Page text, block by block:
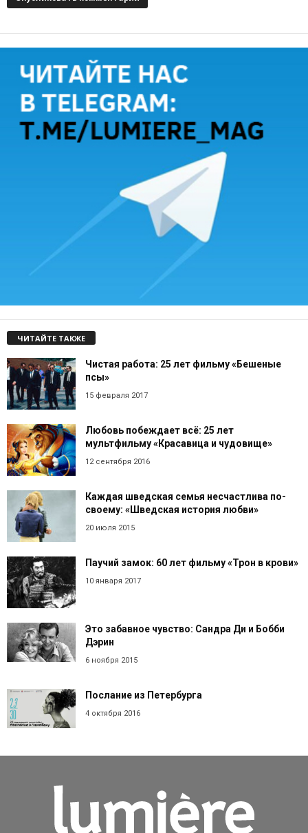
ЧИТАЙТЕ ТАКЖЕ
Чистая работа: 25 лет фильму «Бешеные
псы»
15 февраля 2017
Любовь побеждает всё: 25 лет
мультфильму «Красавица и чудовище»
12 сентября 2016
Каждая шведская семья несчастлива по-
своему: «Шведская история любви»
20 июля 2015
Паучий замок: 60 лет фильму «Трон в крови»
10 января 2017
Это забавное чувство: Сандра Ди и Бобби
Дэрин
6 ноября 2015
Послание из Петербурга
4 октября 2016